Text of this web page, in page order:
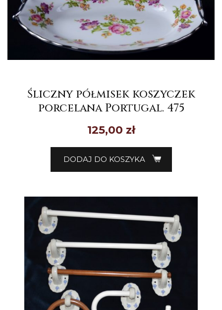
Śliczny półmisek koszyczek
porcelana Portugal. 475
125,00 zł
DODAJ DO KOSZYKA